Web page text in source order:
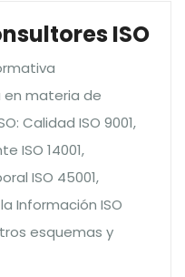
ISO
en materia de
Calidad ISO 9001,
ISO 14001,
ISO 45001,
Información ISO
esquemas y